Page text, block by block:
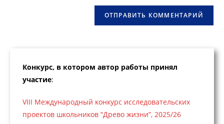
Конкурс, в котором автор работы принял
участие:
VIII Международный конкурс исследовательских
проектов школьников “Древо жизни”, 2025/26